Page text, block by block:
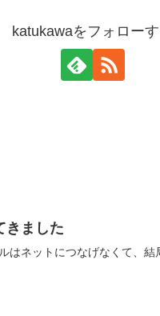
katukawaをフォロー
きました
はネットにつなげなくて、